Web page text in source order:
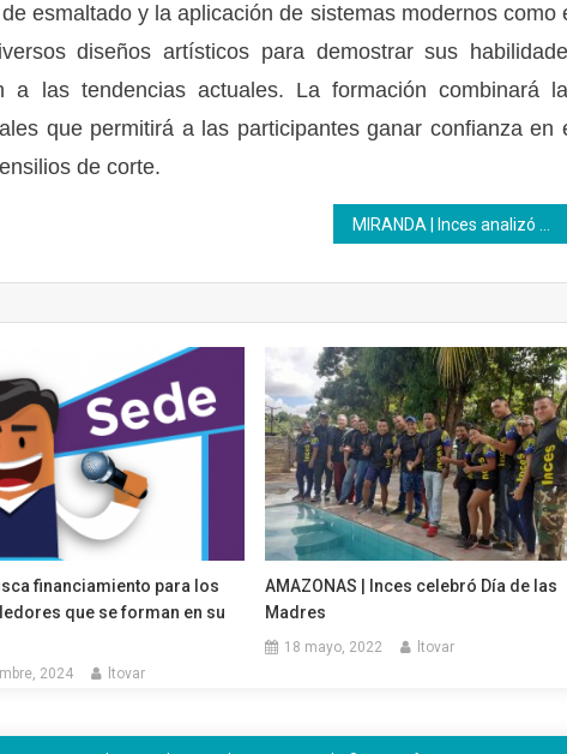
esmaltado y la aplicación de sistemas modernos como
diseños artísticos para demostrar sus
a las tendencias actuales. La formación combinará
que permitirá a las participantes ganar confianza en
de corte.
financiamiento para los
que se forman en su
2024 ltovar
AMAZONAS | Inces celebró Día de las
Madres
18 mayo, 2022 ltovar